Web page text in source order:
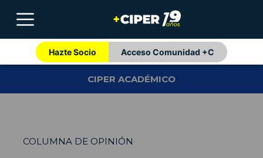
Hazte Socio Acceso Comunidad +C
CIPER ACADÉMICO
COLUMNA DE OPINIÓN